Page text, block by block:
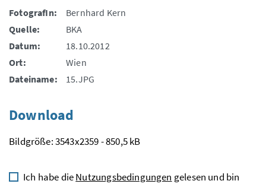
FotografIn:
Bernhard Kern
Quelle:
BKA
Datum:
18.10.2012
Ort:
Wien
Dateiname:
15.JPG
Download
Bildgröße: 3543x2359 - 850,5 kB
Ich habe dieNutzungsbedingungen gelesen und bin